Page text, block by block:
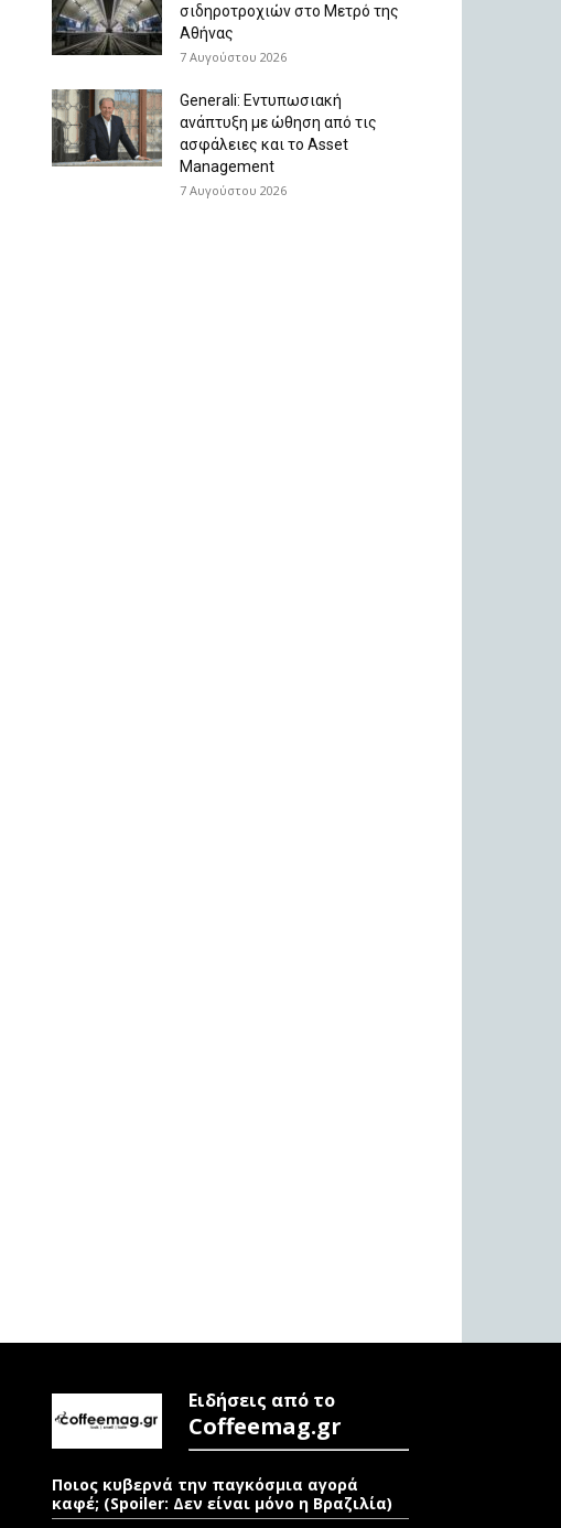
σιδηροτροχιών στο Μετρό της
Αθήνας
7 Αυγούστου 2026
Generali: Eντυπωσιακή
ανάπτυξη με ώθηση από τις
ασφάλειες και το Asset
Management
7 Αυγούστου 2026
Ειδήσεις από το
Coffeemag.gr
Ποιος κυβερνά την παγκόσμια αγορά
καφέ; (Spoiler: Δεν είναι μόνο η Βραζιλία)